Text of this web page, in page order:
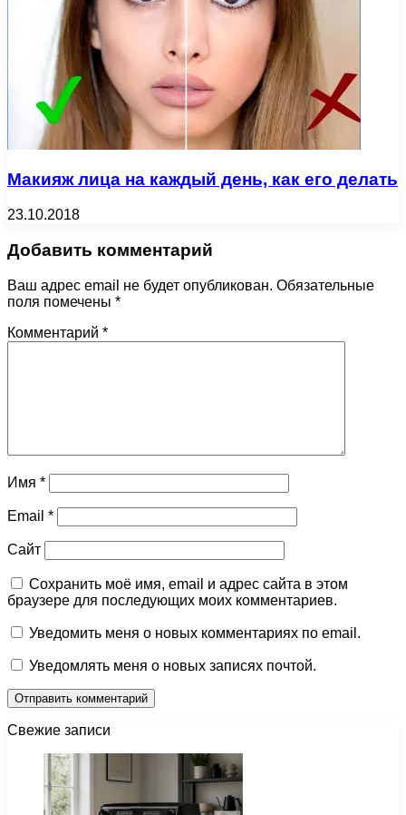
Макияж лица на каждый день, как его делать
23.10.2018
Добавить комментарий
Ваш адрес email не будет опубликован. Обязательные
поля помечены *
Комментарий *
Имя *
Email *
Сайт
Сохранить моё имя, email и адрес сайта в этом
браузере для последующих моих комментариев.
Уведомить меня о новых комментариях по email.
Уведомлять меня о новых записях почтой.
Свежие записи